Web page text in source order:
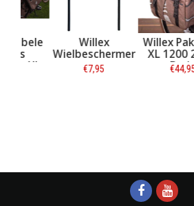
Willex
Wielbeschermer
Willex Pakaftas
XL 1200 21,5L